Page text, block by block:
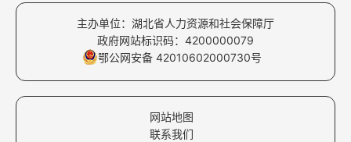
主办单位：湖北省人力资源和社会保障厅
政府网站标识码：4200000079
鄂公网安备 42010602000730号
网站地图
联系我们